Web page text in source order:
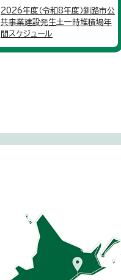
2026年度（令和8年度）釧路市公
共事業建設発生土一時堆積場年
間スケジュール